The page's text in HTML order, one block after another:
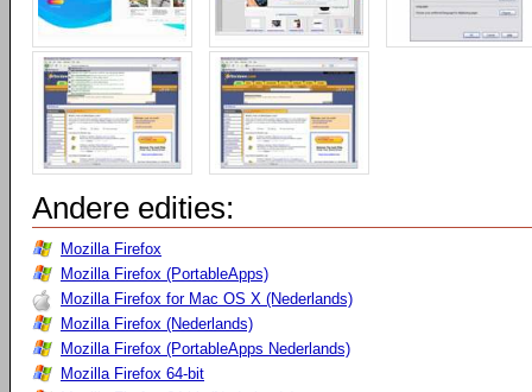
Andere edities:
Mozilla Firefox
Mozilla Firefox (PortableApps)
Mozilla Firefox for Mac OS X (Nederlands)
Mozilla Firefox (Nederlands)
Mozilla Firefox (PortableApps Nederlands)
Mozilla Firefox 64-bit